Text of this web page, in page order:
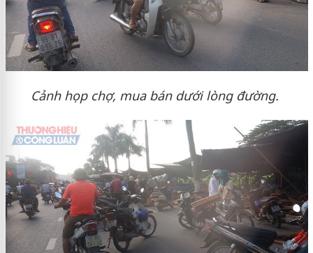
Cảnh họp chợ, mua bán dưới lòng đường.